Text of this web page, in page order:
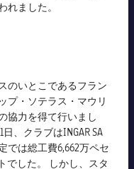
れました。
のいとこであるフラン
プ・ソテラス・マウリ
協力を得て行いまし
、クラブはINGAR SA
では総工費6,662万ペセ
でした。 しかし、スタ